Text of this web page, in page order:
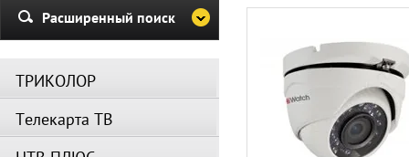
Убедительная просьба в
каналов и не перезагружать
спутниковое оборудование.
Вещание телеканалов и
сервисов возобновится
автоматически по завершении
профилактических работ.
Расширенный поиск
ТРИКОЛОР
Телекарта ТВ